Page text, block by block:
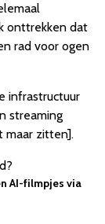
onttrekken dat
rad voor ogen
infrastructuur
streaming
maar zitten].
AI-filmpjes via